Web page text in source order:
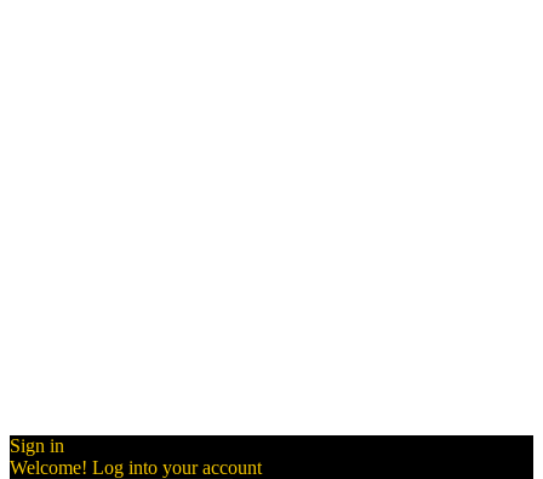
Sign in
Welcome! Log into your account